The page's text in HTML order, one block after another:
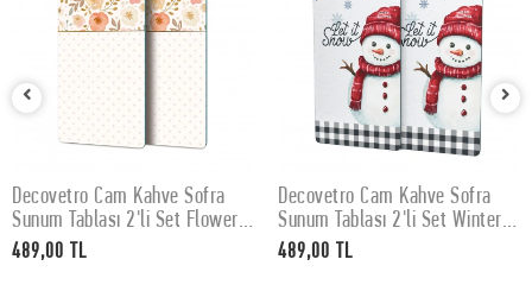
SEPETE EKLE
Decovetro Cam Kahve Sofra
Sunum Tablası 2'li Set Flower
& Points Desenli 30 x 15 cm
489,00 TL
SEPETE EKLE
Decovetro Cam Kahve Sofra
Sunum Tablası 2'li Set Winter
Yılbaşı Desenli 30 x 15 cm
489,00 TL